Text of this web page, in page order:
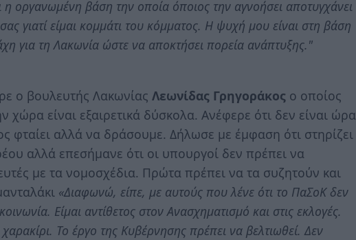
η οργανωμένη βάση την οποία όποιος την αγνοήσει αποτυγχάνει
γιατί είμαι κομμάτι του κόμματος. Η ψυχή μου είναι στη βάση
για τη Λακωνία ώστε να αποκτήσει πορεία ανάπτυξης."
ο βουλευτής Λακωνίας Λεωνίδας Γρηγοράκος ο οποίος
χώρα είναι εξαιρετικά δύσκολα. Ανέφερε ότι δεν είναι ώρα
φταίει αλλά να δράσουμε. Δήλωσε με έμφαση ότι στηρίζει
αλλά επεσήμανε ότι οι υπουργοί δεν πρέπει να
με τα νομοσχέδια. Πρώτα πρέπει να τα συζητούν και
«Διαφωνώ, είπε, με αυτούς που λένε ότι το ΠαΣοΚ δεν
Είμαι αντίθετος στον Ανασχηματισμό και στις εκλογές.
Το έργο της Κυβέρνησης πρέπει να βελτιωθεί. Δεν